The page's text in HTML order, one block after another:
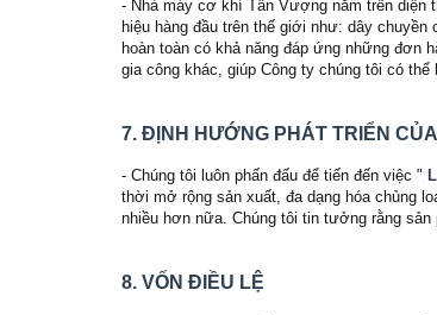
- Nhà máy cơ khí Tân Vượng nằm trên diện
hiệu hàng đầu trên thế giới như: dây
hoàn toàn có khả năng đáp ứng những đơn
gia công khác, giúp Công ty chúng tôi có
7. ĐỊNH HƯỚNG PHÁT TRIỂN
- Chúng tôi luôn phấn đấu để tiến đến việc "
thời mở rộng sản xuất, đa dạng hóa chủng
nhiều hơn nữa. Chúng tôi tin tưởng rằng
8. VỐN ĐIỀU LỆ